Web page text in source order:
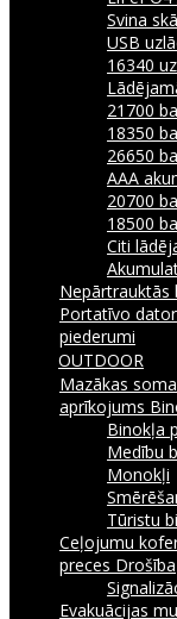
Svina
USB
16340
21700
18350
26650
AAA
20700
18500
Citi
Nepārtrauktās
Portatīvo
piederumi
OUTDOOR
Mazākas
aprīkojums
Binokļa
Medību
Monokļi
Tūristu
Ceļojumu
preces Drošība
Evakuācijas